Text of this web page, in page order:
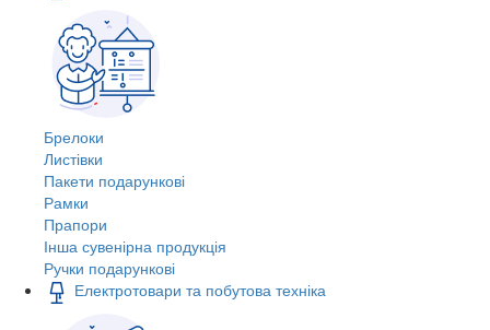
Брелоки
Листівки
Пакети подарункові
Рамки
Прапори
Інша сувенірна продукція
Ручки подарункові
Електротовари та побутова техніка